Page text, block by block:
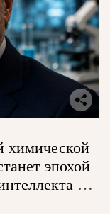
химической
эпохой
и